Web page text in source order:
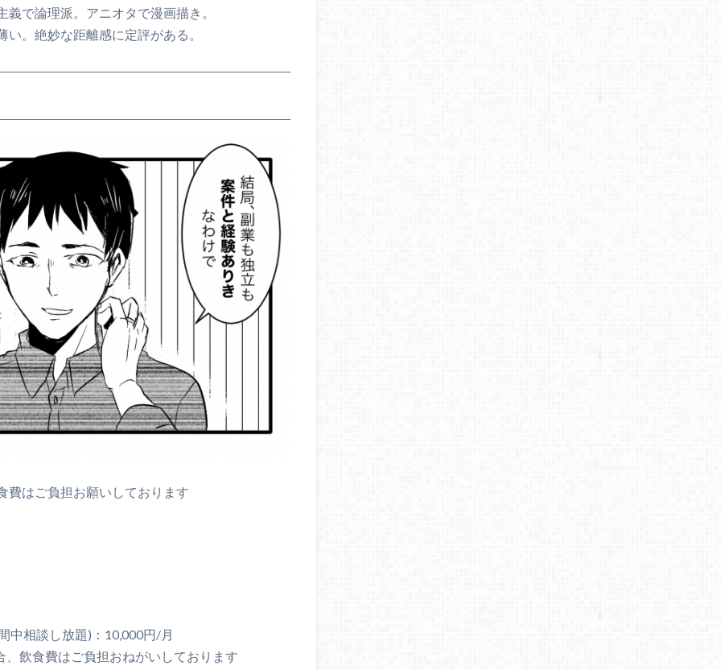
で論理派。アニオタで漫画描き。
。絶妙な距離感に定評がある。
はご負担お願いしております
中相談し放題)：10,000円/月
飲食費はご負担おねがいしております